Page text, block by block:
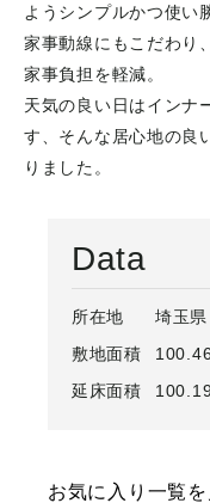
ようシンプルかつ使い
家事動線にもこだわり
家事負担を軽減。
天気の良い日はインナ
す、そんな居心地の良
りました。
Data
所在地
埼玉県
敷地面積
延床面積
お気に入り一覧を